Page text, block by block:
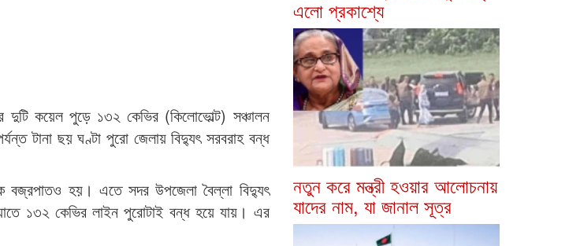
দুটি কয়েল পুড়ে ১৩২ কেভির (কিলোভোল্ট) সঞ্চালন
টানা ছয় ঘণ্টা পুরো জেলায় বিদ্যুৎ সরবরাহ বন্ধ
বজ্রপাতও হয়। এতে সদর উপজেলা বৈল্লা বিদ্যুৎ
১৩২ কেভির লাইন পুরোটাই বন্ধ হয়ে যায়। এর
এলো প্রকাশ্যে
নতুন করে মন্ত্রী হওয়ার আলোচনায়
যাদের নাম, যা জানাল সূত্র